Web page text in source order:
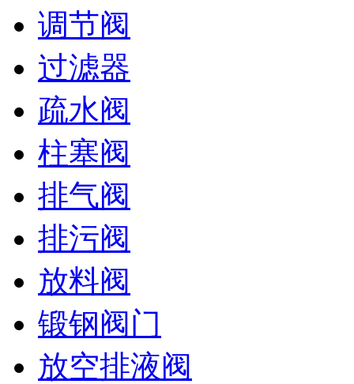
调节阀
过滤器
疏水阀
柱塞阀
排气阀
排污阀
放料阀
锻钢阀门
放空排液阀